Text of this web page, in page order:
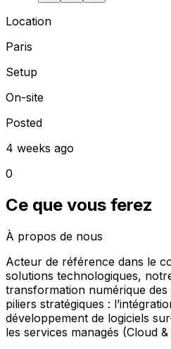
Location
Paris
Setup
On-site
Posted
4 weeks ago
0
Ce que vous ferez
À propos de nous
Acteur de référence dans le
solutions technologiques,
transformation numérique
piliers stratégiques :
développement de logiciels
les services managés (Cloud